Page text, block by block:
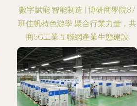
數字賦能·智能制造 | 博研商學院87
班佳帆特色游學 聚合行業力量，共
商5G工業互聯網產業生態建設